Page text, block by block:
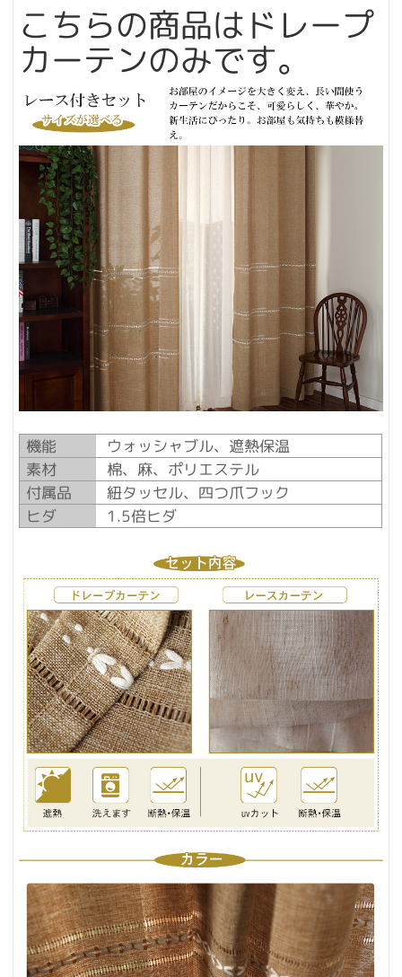
こちらの商品はドレープ
カーテンのみです。
機能
ウォッシャブル、遮熱保温
素材
棉、麻、ポリエステル
付属品
紐タッセル、四つ爪フック
ヒダ
1.5倍ヒダ